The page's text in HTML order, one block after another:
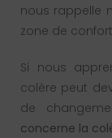
nous rappelle
zone de
Si nous
colère peut
de
concerne la